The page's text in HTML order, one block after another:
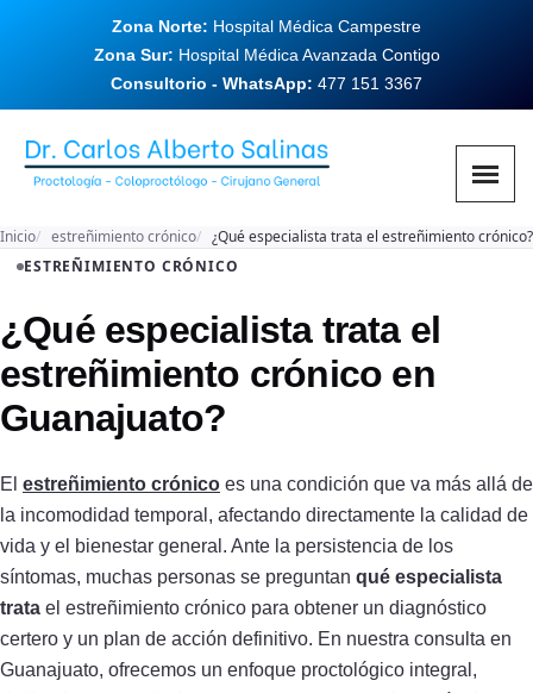
Zona Norte: Hospital Médica Campestre
Zona Sur: Hospital Médica Avanzada Contigo
Consultorio - WhatsApp: 477 151 3367
Inicio estreñimiento crónico
¿Qué especialista trata el estreñimiento crónico?
ESTREÑIMIENTO CRÓNICO
¿Qué especialista trata el
estreñimiento crónico en
Guanajuato?
El estreñimiento crónico es una condición que va más allá de
la incomodidad temporal, afectando directamente la calidad de
vida y el bienestar general. Ante la persistencia de los
síntomas, muchas personas se preguntan qué especialista
trata el estreñimiento crónico para obtener un diagnóstico
certero y un plan de acción definitivo. En nuestra consulta en
Guanajuato, ofrecemos un enfoque proctológico integral,